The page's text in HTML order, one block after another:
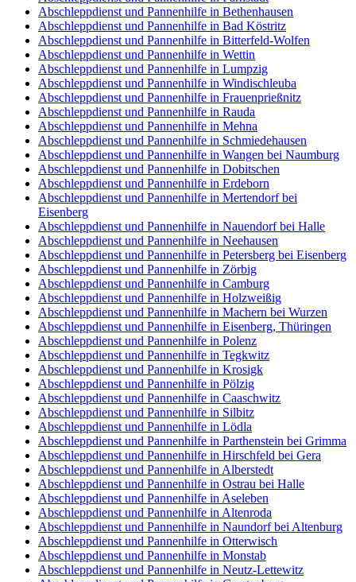
Abschleppdienst und Pannenhilfe in Bethenhausen
Abschleppdienst und Pannenhilfe in Bad Köstritz
Abschleppdienst und Pannenhilfe in Bitterfeld-Wolfen
Abschleppdienst und Pannenhilfe in Wettin
Abschleppdienst und Pannenhilfe in Lumpzig
Abschleppdienst und Pannenhilfe in Windischleuba
Abschleppdienst und Pannenhilfe in Frauenprießnitz
Abschleppdienst und Pannenhilfe in Rauda
Abschleppdienst und Pannenhilfe in Mehna
Abschleppdienst und Pannenhilfe in Schmiedehausen
Abschleppdienst und Pannenhilfe in Wangen bei Naumburg
Abschleppdienst und Pannenhilfe in Dobitschen
Abschleppdienst und Pannenhilfe in Erdeborn
Abschleppdienst und Pannenhilfe in Mertendorf bei
Eisenberg
Abschleppdienst und Pannenhilfe in Nauendorf bei Halle
Abschleppdienst und Pannenhilfe in Neehausen
Abschleppdienst und Pannenhilfe in Petersberg bei Eisenberg
Abschleppdienst und Pannenhilfe in Zörbig
Abschleppdienst und Pannenhilfe in Camburg
Abschleppdienst und Pannenhilfe in Holzweißig
Abschleppdienst und Pannenhilfe in Machern bei Wurzen
Abschleppdienst und Pannenhilfe in Eisenberg, Thüringen
Abschleppdienst und Pannenhilfe in Polenz
Abschleppdienst und Pannenhilfe in Tegkwitz
Abschleppdienst und Pannenhilfe in Krosigk
Abschleppdienst und Pannenhilfe in Pölzig
Abschleppdienst und Pannenhilfe in Caaschwitz
Abschleppdienst und Pannenhilfe in Silbitz
Abschleppdienst und Pannenhilfe in Lödla
Abschleppdienst und Pannenhilfe in Parthenstein bei Grimma
Abschleppdienst und Pannenhilfe in Hirschfeld bei Gera
Abschleppdienst und Pannenhilfe in Alberstedt
Abschleppdienst und Pannenhilfe in Ostrau bei Halle
Abschleppdienst und Pannenhilfe in Aseleben
Abschleppdienst und Pannenhilfe in Altenroda
Abschleppdienst und Pannenhilfe in Naundorf bei Altenburg
Abschleppdienst und Pannenhilfe in Otterwisch
Abschleppdienst und Pannenhilfe in Monstab
Abschleppdienst und Pannenhilfe in Neutz-Lettewitz